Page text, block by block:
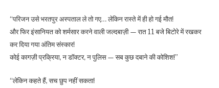
“परिजन उसे भरतपुर अस्पताल ले तो गए… लेकिन रास्ते में ही हो गई मौत!
और फिर इंसानियत को शर्मसार करने वाली जल्दबाज़ी — रात 11 बजे बिटोरे में रखकर
कर दिया गया अंतिम संस्कार!
कोई कागज़ी प्रक्रिया, न डॉक्टर, न पुलिस — सब कुछ दबाने की कोशिश!”
“लेकिन कहते हैं, सच छुप नहीं सकता!